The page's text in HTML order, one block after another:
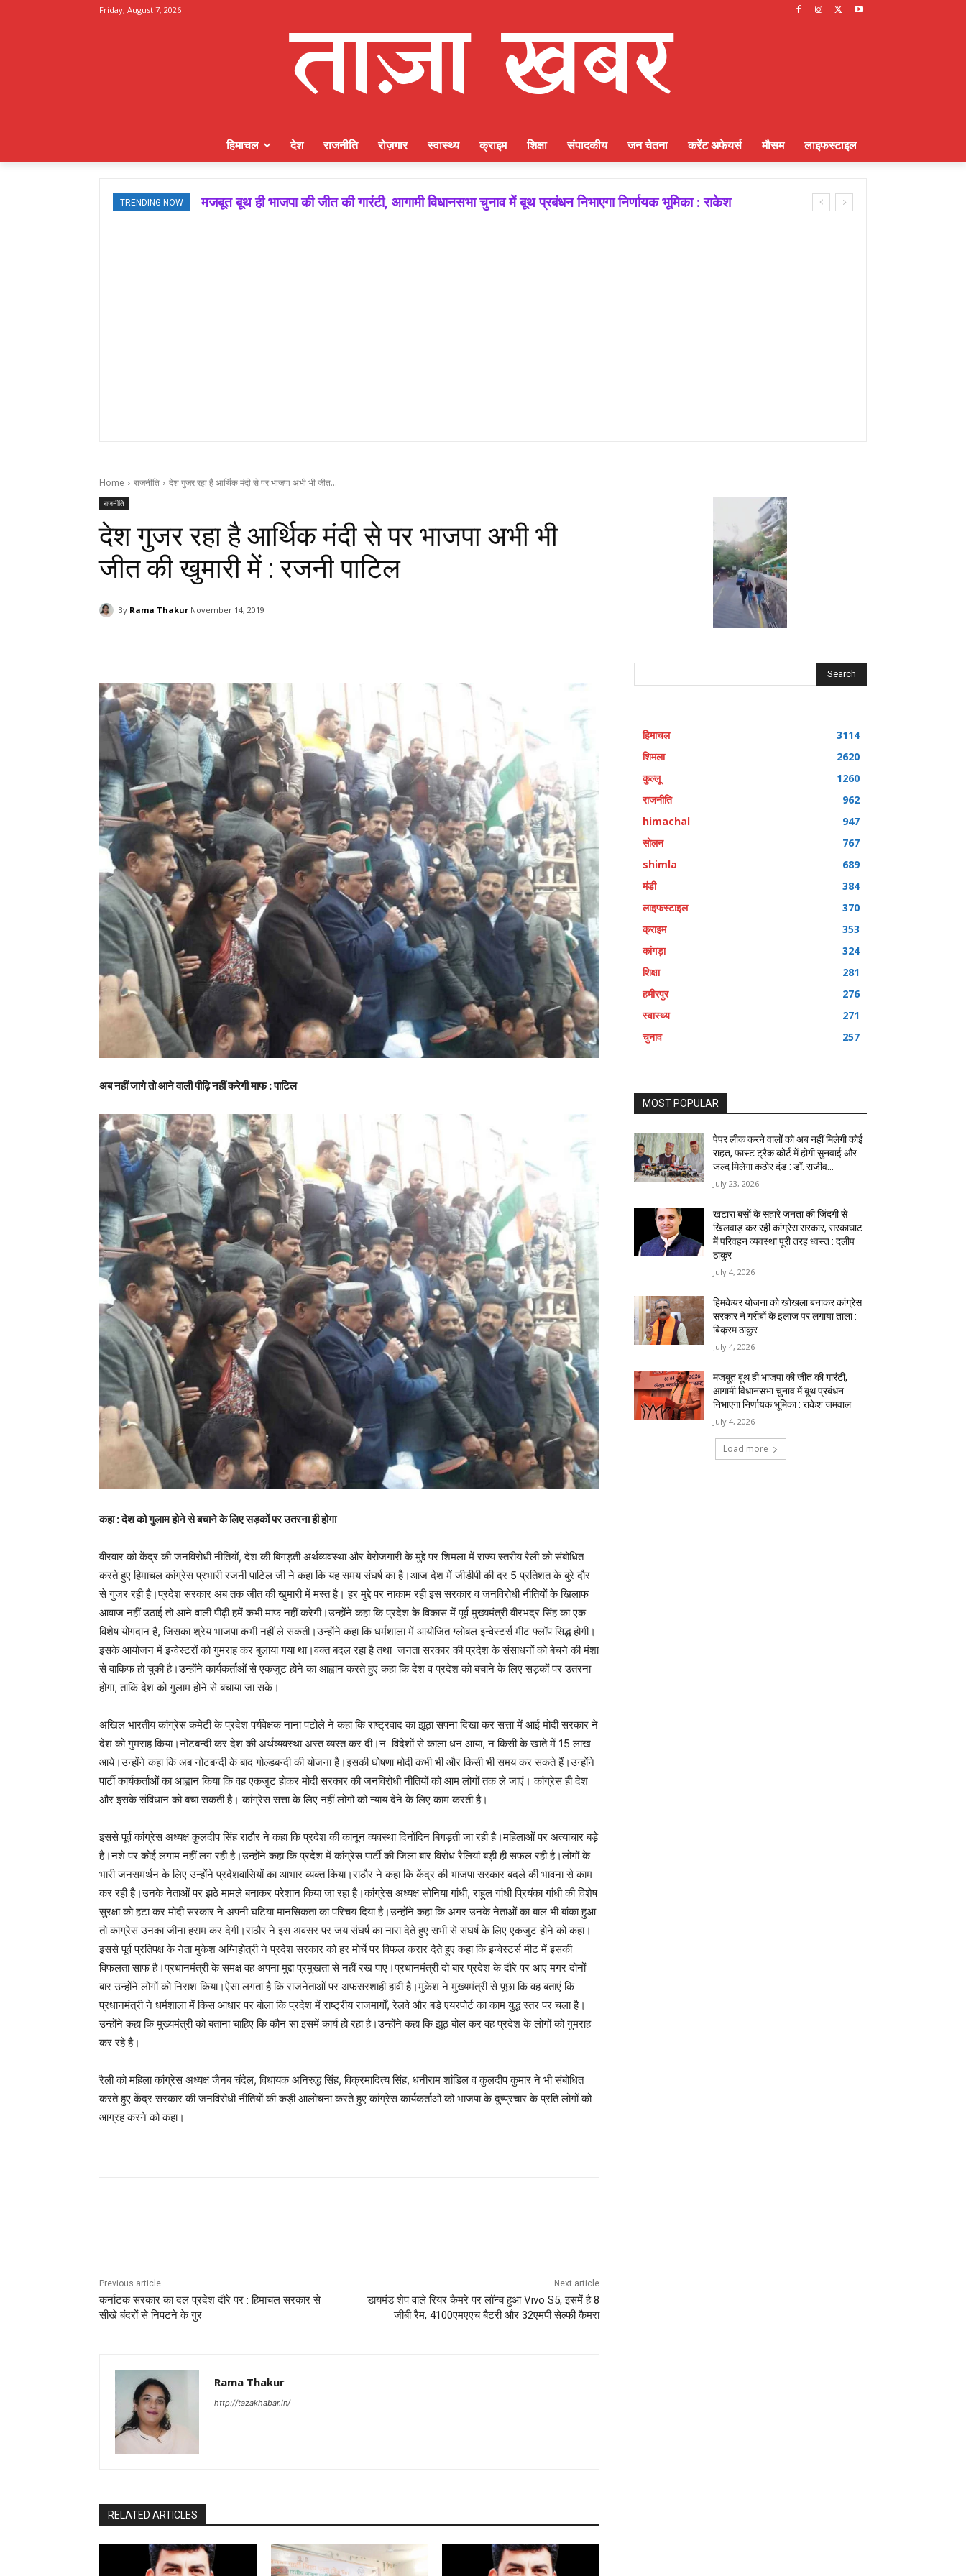
Friday, August 7, 2026
हिमाचल देश राजनीति रोज़गार स्वास्थ्य क्राइम शिक्षा संपादकीय जन चेतना करेंट अफेयर्स मौसम लाइफस्टाइल
TRENDING NOW
मजबूत बूथ ही भाजपा की जीत की गारंटी, आगामी विधानसभा चुनाव में बूथ प्रबंधन निभाएगा निर्णायक भूमिका : राकेश
Home राजनीति देश गुजर रहा है आर्थिक मंदी से पर भाजपा अभी भी जीत...
राजनीति
देश गुजर रहा है आर्थिक मंदी से पर भाजपा अभी भी
जीत की खुमारी में : रजनी पाटिल
By Rama Thakur November 14, 2019
अब नहीं जागे तो आने वाली पीढ़ि नहीं करेगी माफ : पाटिल
कहा : देश को गुलाम होने से बचाने के लिए सड़कों पर उतरना ही होगा
वीरवार को केंद्र की जनविरोधी नीतियों, देश की बिगड़ती अर्थव्यवस्था और बेरोजगारी के मुद्दे पर शिमला में राज्य स्तरीय रैली को संबोधित
करते हुए हिमाचल कांग्रेस प्रभारी रजनी पाटिल जी ने कहा कि यह समय संघर्ष का है।आज देश में जीडीपी की दर 5 प्रतिशत के बुरे दौर
से गुजर रही है।प्रदेश सरकार अब तक जीत की खुमारी में मस्त है। हर मुद्दे पर नाकाम रही इस सरकार व जनविरोधी नीतियों के खिलाफ
आवाज नहीं उठाई तो आने वाली पीढ़ी हमें कभी माफ नहीं करेगी।उन्होंने कहा कि प्रदेश के विकास में पूर्व मुख्यमंत्री वीरभद्र सिंह का एक
विशेष योगदान है, जिसका श्रेय भाजपा कभी नहीं ले सकती।उन्होंने कहा कि धर्मशाला में आयोजित ग्लोबल इन्वेस्टर्स मीट फ्लॉप सिद्ध होगी।
इसके आयोजन में इन्वेस्टरों को गुमराह कर बुलाया गया था।वक्त बदल रहा है तथा जनता सरकार की प्रदेश के संसाधनों को बेचने की मंशा
से वाकिफ हो चुकी है।उन्होंने कार्यकर्ताओं से एकजुट होने का आह्वान करते हुए कहा कि देश व प्रदेश को बचाने के लिए सड़कों पर उतरना
होगा, ताकि देश को गुलाम होने से बचाया जा सके।
अखिल भारतीय कांग्रेस कमेटी के प्रदेश पर्यवेक्षक नाना पटोले ने कहा कि राष्ट्रवाद का झूठा सपना दिखा कर सत्ता में आई मोदी सरकार ने
देश को गुमराह किया।नोटबन्दी कर देश की अर्थव्यवस्था अस्त व्यस्त कर दी।न विदेशों से काला धन आया, न किसी के खाते में 15 लाख
आये।उन्होंने कहा कि अब नोटबन्दी के बाद गोल्डबन्दी की योजना है।इसकी घोषणा मोदी कभी भी और किसी भी समय कर सकते हैं।उन्होंने
पार्टी कार्यकर्ताओं का आह्वान किया कि वह एकजुट होकर मोदी सरकार की जनविरोधी नीतियों को आम लोगों तक ले जाएं। कांग्रेस ही देश
और इसके संविधान को बचा सकती है। कांग्रेस सत्ता के लिए नहीं लोगों को न्याय देने के लिए काम करती है।
इससे पूर्व कांग्रेस अध्यक्ष कुलदीप सिंह राठौर ने कहा कि प्रदेश की कानून व्यवस्था दिनोंदिन बिगड़ती जा रही है।महिलाओं पर अत्याचार बड़े
है।नशे पर कोई लगाम नहीं लग रही है।उन्होंने कहा कि प्रदेश में कांग्रेस पार्टी की जिला बार विरोध रैलियां बड़ी ही सफल रही है।लोगों के
भारी जनसमर्थन के लिए उन्होंने प्रदेशवासियों का आभार व्यक्त किया।राठौर ने कहा कि केंद्र की भाजपा सरकार बदले की भावना से काम
कर रही है।उनके नेताओं पर झठे मामले बनाकर परेशान किया जा रहा है।कांग्रेस अध्यक्ष सोनिया गांधी, राहुल गांधी प्रियंका गांधी की विशेष
सुरक्षा को हटा कर मोदी सरकार ने अपनी घटिया मानसिकता का परिचय दिया है।उन्होंने कहा कि अगर उनके नेताओं का बाल भी बांका हुआ
तो कांग्रेस उनका जीना हराम कर देगी।राठौर ने इस अवसर पर जय संघर्ष का नारा देते हुए सभी से संघर्ष के लिए एकजुट होने को कहा।
इससे पूर्व प्रतिपक्ष के नेता मुकेश अग्निहोत्री ने प्रदेश सरकार को हर मोर्चे पर विफल करार देते हुए कहा कि इन्वेस्टर्स मीट में इसकी
विफलता साफ है।प्रधानमंत्री के समक्ष वह अपना मुद्दा प्रमुखता से नहीं रख पाए।प्रधानमंत्री दो बार प्रदेश के दौरे पर आए मगर दोनों
बार उन्होंने लोगों को निराश किया।ऐसा लगता है कि राजनेताओं पर अफसरशाही हावी है।मुकेश ने मुख्यमंत्री से पूछा कि वह बताएं कि
प्रधानमंत्री ने धर्मशाला में किस आधार पर बोला कि प्रदेश में राष्ट्रीय राजमार्गों, रेलवे और बड़े एयरपोर्ट का काम युद्ध स्तर पर चला है।
उन्होंने कहा कि मुख्यमंत्री को बताना चाहिए कि कौन सा इसमें कार्य हो रहा है।उन्होंने कहा कि झूठ बोल कर वह प्रदेश के लोगों को गुमराह
कर रहे है।
रैली को महिला कांग्रेस अध्यक्ष जैनब चंदेल, विधायक अनिरुद्ध सिंह, विक्रमादित्य सिंह, धनीराम शांडिल व कुलदीप कुमार ने भी संबोधित
करते हुए केंद्र सरकार की जनविरोधी नीतियों की कड़ी आलोचना करते हुए कांग्रेस कार्यकर्ताओं को भाजपा के दुष्प्रचार के प्रति लोगों को
आग्रह करने को कहा।
Previous article
कर्नाटक सरकार का दल प्रदेश दौरे पर : हिमाचल सरकार से
सीखे बंदरों से निपटने के गुर
Next article
डायमंड शेप वाले रियर कैमरे पर लॉन्च हुआ Vivo S5, इसमें है 8
जीबी रैम, 4100एमएएच बैटरी और 32एमपी सेल्फी कैमरा
Rama Thakur
http://tazakhabar.in/
RELATED ARTICLES
Search
हिमाचल
3114
शिमला
2620
कुल्लू
1260
राजनीति
962
himachal
947
सोलन
767
shimla
689
मंडी
384
लाइफस्टाइल
370
क्राइम
353
कांगड़ा
324
शिक्षा
281
हमीरपुर
276
स्वास्थ्य
271
चुनाव
257
MOST POPULAR
पेपर लीक करने वालों को अब नहीं मिलेगी कोई
राहत, फास्ट ट्रैक कोर्ट में होगी सुनवाई और
जल्द मिलेगा कठोर दंड : डॉ. राजीव...
July 23, 2026
खटारा बसों के सहारे जनता की जिंदगी से
खिलवाड़ कर रही कांग्रेस सरकार, सरकाघाट
में परिवहन व्यवस्था पूरी तरह ध्वस्त : दलीप
ठाकुर
July 4, 2026
हिमकेयर योजना को खोखला बनाकर कांग्रेस
सरकार ने गरीबों के इलाज पर लगाया ताला :
बिक्रम ठाकुर
July 4, 2026
मजबूत बूथ ही भाजपा की जीत की गारंटी,
आगामी विधानसभा चुनाव में बूथ प्रबंधन
निभाएगा निर्णायक भूमिका : राकेश जमवाल
July 4, 2026
Load more